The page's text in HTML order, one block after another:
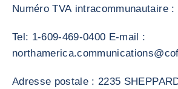
Numéro TVA intracommunautaire :
Tel: 1-609-469-0400 E-mail :
Adresse postale : 2235